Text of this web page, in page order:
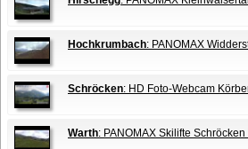
Hochkrumbach: PANOMAX
Schröcken: HD Foto-Webcam
Warth: PANOMAX Skilifte Schröcken